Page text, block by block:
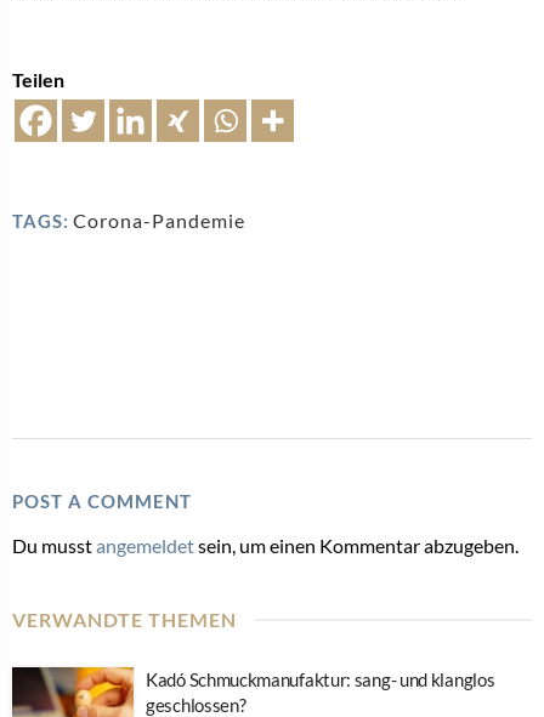
Teilen
TAGS: Corona-Pandemie
POST A COMMENT
Du musstangemeldetsein, um einen Kommentar abzugeben.
VERWANDTE THEMEN
Kadó Schmuckmanufaktur: sang- und klanglos
geschlossen?